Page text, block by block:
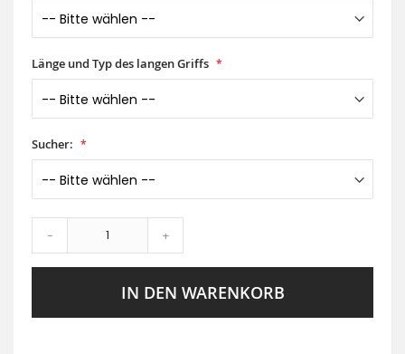
Länge und Typ des langen Griffs
Sucher:
- +
IN DEN WARENKORB